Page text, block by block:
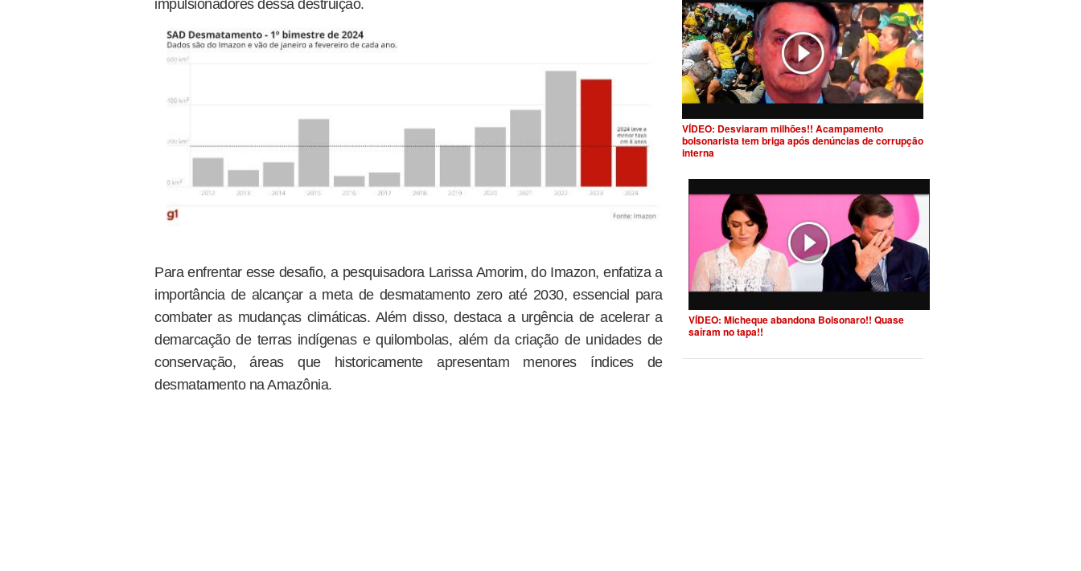
impulsionadores dessa destruição.
Para enfrentar esse desafio, a pesquisadora Larissa Amorim, do Imazon, enfatiza a
importância de alcançar a meta de desmatamento zero até 2030, essencial para
combater as mudanças climáticas. Além disso, destaca a urgência de acelerar a
demarcação de terras indígenas e quilombolas, além da criação de unidades de
conservação, áreas que historicamente apresentam menores índices de
desmatamento na Amazônia.
VÍDEO: Desviaram milhões!! Acampamento
bolsonarista tem briga após denúncias de corrupção
interna
VÍDEO: Micheque abandona Bolsonaro!! Quase
saíram no tapa!!